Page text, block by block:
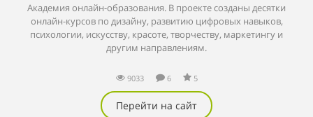
Академия онлайн-образования. В проекте созданы десятки
онлайн-курсов по дизайну, развитию цифровых навыков,
психологии, искусству, красоте, творчеству, маркетингу и
другим направлениям.
9033 6 5
Перейти на сайт